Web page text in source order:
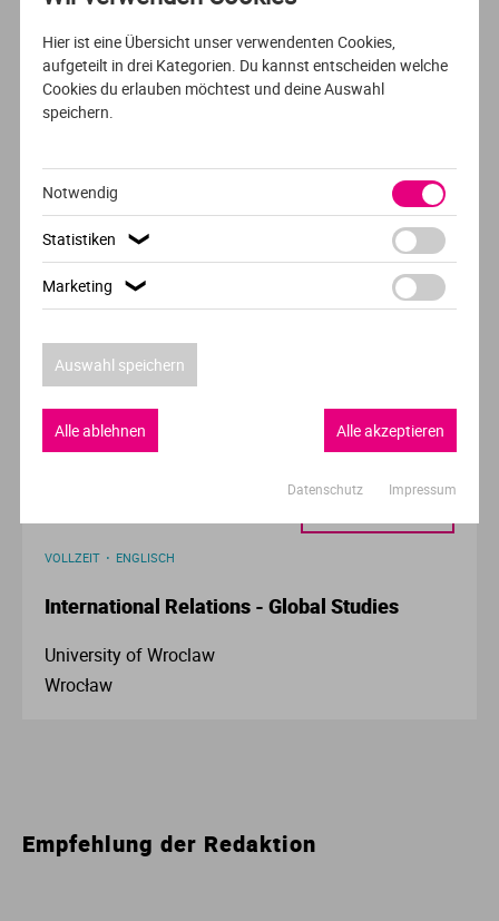
DEUTSCH
Soziale Arbeit (B.A.)
VOLLZEIT ENGLISCH
AUSFÜHRLICHES PROFIL
Political Science (4 specialisations)
University of Wroclaw
Wrocław
VOLLZEIT ENGLISCH
International Relations - Global Studies
University of Wroclaw
Wrocław
Empfehlung der Redaktion
Hier ist eine Übersicht unser verwendenten Cookies,
aufgeteilt in drei Kategorien. Du kannst entscheiden welche
Cookies du erlauben möchtest und deine Auswahl
speichern.
Notwendig
Statistiken ❯
Marketing ❯
Auswahl speichern
Alle akzeptieren
Alle ablehnen
Datenschutz Impressum